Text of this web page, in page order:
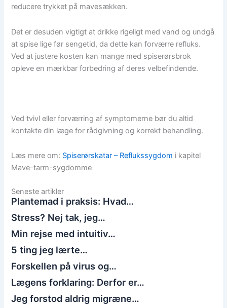
reducere trykket på mavesækken.
Det er desuden vigtigt at drikke rigeligt med vand og undgå
at spise lige før sengetid, da dette kan forværre refluks.
Ved at justere kosten kan mange med spiserørsbrok
opleve en mærkbar forbedring af deres velbefindende.
Ved tvivl eller forværring af symptomerne bør du altid
kontakte din læge for rådgivning og korrekt behandling.
Læs mere om: Spiserørskatar – Reflukssygdom i kapitel
Mave-tarm-sygdomme
Seneste artikler
Plantemad i praksis: Hvad…
Stress? Nej tak, jeg…
Min rejse med intuitiv…
5 ting jeg lærte…
Forskellen på virus og…
Lægens forklaring: Derfor er…
Jeg forstod aldrig migræne…